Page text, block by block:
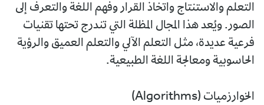
التعلم والاستنتاج واتخاذ القرار وفهم اللغة والتعرف إلى
الصور. ويُعد هذا المجال المظلة التي تندرج تحتها تقنيات
فرعية عديدة، مثل التعلم الآلي والتعلم العميق والرؤية
الحاسوبية ومعالجة اللغة الطبيعية.
الخوارزميات (Algorithms)